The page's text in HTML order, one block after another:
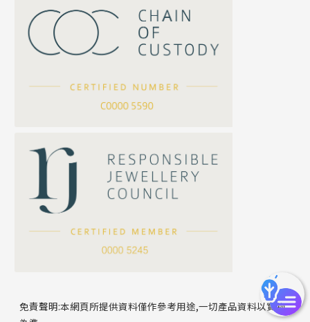
公司名稱
聯絡電話
S車花鏈系列
珍珠鏈系列
坦克鏈系列
滿天星鏈系列
方假繩鏈系列
珠扣
免責聲明:本網頁所提供資料僅作參考用途,一切產品資料以實物